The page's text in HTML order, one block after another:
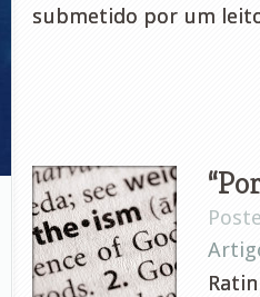
submetido por um